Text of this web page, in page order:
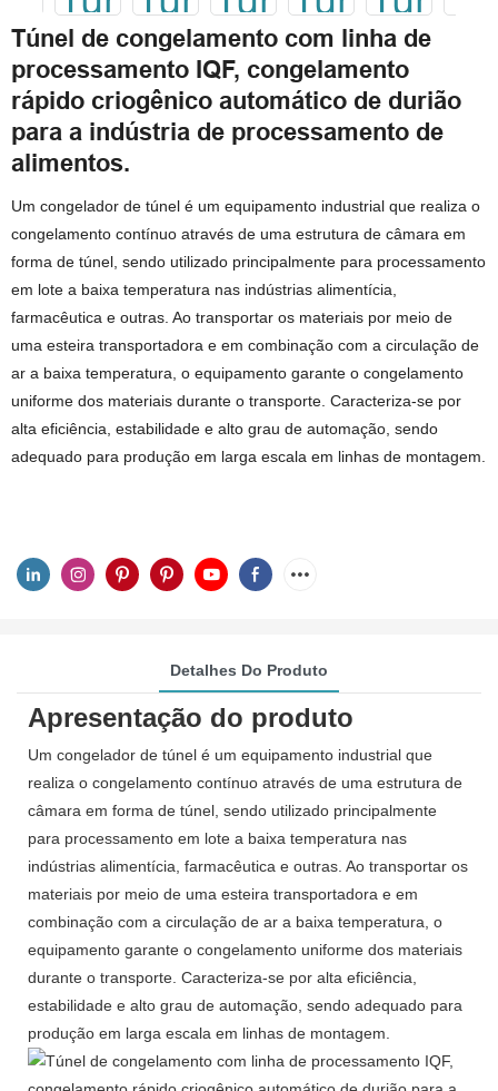
Túnel de congelamento com linha de
processamento IQF, congelamento
rápido criogênico automático de durião
para a indústria de processamento de
alimentos.
Um congelador de túnel é um equipamento industrial que realiza o
congelamento contínuo através de uma estrutura de câmara em
forma de túnel, sendo utilizado principalmente para processamento
em lote a baixa temperatura nas indústrias alimentícia,
farmacêutica e outras. Ao transportar os materiais por meio de
uma esteira transportadora e em combinação com a circulação de
ar a baixa temperatura, o equipamento garante o congelamento
uniforme dos materiais durante o transporte. Caracteriza-se por
alta eficiência, estabilidade e alto grau de automação, sendo
adequado para produção em larga escala em linhas de montagem.
Detalhes Do Produto
Apresentação do produto
Um congelador de túnel é um equipamento industrial que
realiza o congelamento contínuo através de uma estrutura de
câmara em forma de túnel, sendo utilizado principalmente
para processamento em lote a baixa temperatura nas
indústrias alimentícia, farmacêutica e outras. Ao transportar os
materiais por meio de uma esteira transportadora e em
combinação com a circulação de ar a baixa temperatura, o
equipamento garante o congelamento uniforme dos materiais
durante o transporte. Caracteriza-se por alta eficiência,
estabilidade e alto grau de automação, sendo adequado para
produção em larga escala em linhas de montagem.